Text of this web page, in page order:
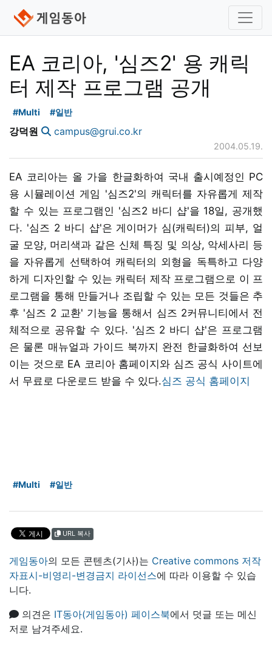
EA 코리아, '심즈2' 용 캐릭
터 제작 프로그램 공개
#Multi #일반
강덕원 campus@grui.co.kr
2004.05.19.
EA 코리아는 올 가을 한글화하여 국내 출시예정인 PC
용 시뮬레이션 게임 '심즈2'의 캐릭터를 자유롭게 제작
할 수 있는 프로그램인 '심즈2 바디 샵'을 18일, 공개했
다. '심즈 2 바디 샵'은 게이머가 심(캐릭터)의 피부, 얼
굴 모양, 머리색과 같은 신체 특징 및 의상, 악세사리 등
을 자유롭게 선택하여 캐릭터의 외형을 독특하고 다양
하게 디자인할 수 있는 캐릭터 제작 프로그램으로 이 프
로그램을 통해 만들거나 조립할 수 있는 모든 것들은 추
후 '심즈 2 교환' 기능을 통해서 심즈 2커뮤니티에서 전
체적으로 공유할 수 있다. '심즈 2 바디 샵'은 프로그램
은 물론 매뉴얼과 가이드 북까지 완전 한글화하여 선보
이는 것으로 EA 코리아 홈페이지와 심즈 공식 사이트에
서 무료로 다운로드 받을 수 있다.심즈 공식 홈페이지
#Multi #일반
URL 복사
게임동아의 모든 콘텐츠(기사)는 Creative commons 저작
자표시-비영리-변경금지 라이선스에 따라 이용할 수 있습
니다.
의견은 IT동아(게임동아) 페이스북에서 덧글 또는 메신
저로 남겨주세요.